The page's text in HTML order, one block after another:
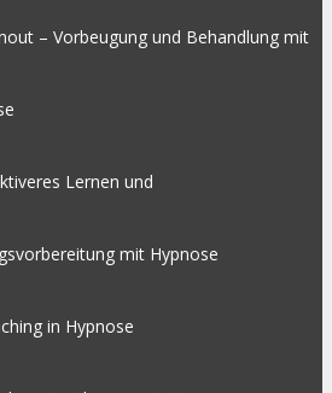
– Vorbeugung und Behandlung mit
Lernen und
mit Hypnose
in Hypnose